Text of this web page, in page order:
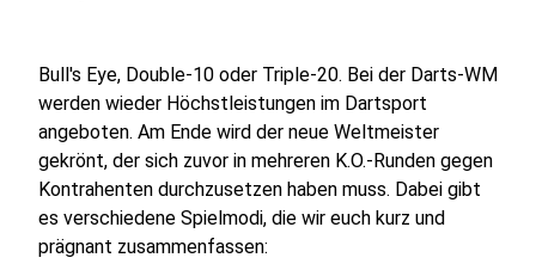
Bull's Eye, Double-10 oder Triple-20. Bei der Darts-WM
werden wieder Höchstleistungen im Dartsport
angeboten. Am Ende wird der neue Weltmeister
gekrönt, der sich zuvor in mehreren K.O.-Runden gegen
Kontrahenten durchzusetzen haben muss. Dabei gibt
es verschiedene Spielmodi, die wir euch kurz und
prägnant zusammenfassen: